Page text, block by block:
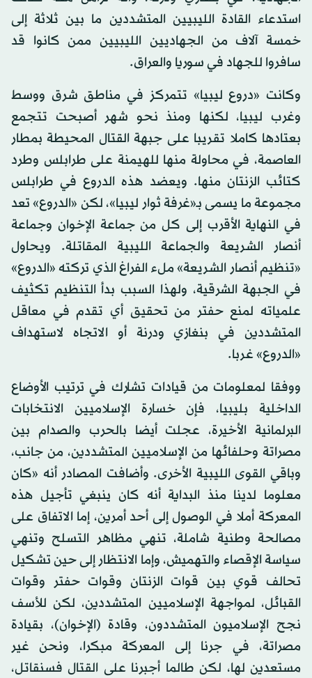
استدعاء القادة الليبيين المتشددين ما بين ثلاثة إلى
خمسة آلاف من الجهاديين الليبيين ممن كانوا قد
سافروا للجهاد في سوريا والعراق.
وكانت «دروع ليبيا» تتمركز في مناطق شرق ووسط
وغرب ليبيا، لكنها ومنذ نحو شهر أصبحت تتجمع
بعتادها كاملا تقريبا على جبهة القتال المحيطة بمطار
العاصمة، في محاولة منها للهيمنة على طرابلس وطرد
كتائب الزنتان منها. ويعضد هذه الدروع في طرابلس
مجموعة ما يسمى بـ«غرفة ثوار ليبيا»، لكن «الدروع» تعد
في النهاية الأقرب إلى كل من جماعة الإخوان وجماعة
أنصار الشريعة والجماعة الليبية المقاتلة. ويحاول
«تنظيم أنصار الشريعة» ملء الفراغ الذي تركته «الدروع»
في الجبهة الشرقية، ولهذا السبب بدأ التنظيم تكثيف
علمياته لمنع حفتر من تحقيق أي تقدم في معاقل
المتشددين في بنغازي ودرنة أو الاتجاه لاستهداف
«الدروع» غربا.
ووفقا لمعلومات من قيادات تشارك في ترتيب الأوضاع
الداخلية بليبيا، فإن خسارة الإسلاميين الانتخابات
البرلمانية الأخيرة، عجلت أيضا بالحرب والصدام بين
مصراتة وحلفائها من الإسلاميين المتشددين، من جانب،
وباقي القوى الليبية الأخرى. وأضافت المصادر أنه «كان
معلوما لدينا منذ البداية أنه كان ينبغي تأجيل هذه
المعركة أملا في الوصول إلى أحد أمرين، إما الاتفاق على
مصالحة وطنية شاملة، تنهي مظاهر التسلح وتنهي
سياسة الإقصاء والتهميش، وإما الانتظار إلى حين تشكيل
تحالف قوي بين قوات الزنتان وقوات حفتر وقوات
القبائل، لمواجهة الإسلاميين المتشددين، لكن للأسف
نجح الإسلاميون المتشددون، وقادة (الإخوان)، بقيادة
مصراتة، في جرنا إلى المعركة مبكرا، ونحن غير
مستعدين لها، لكن طالما أجبرنا على القتال فسنقاتل،